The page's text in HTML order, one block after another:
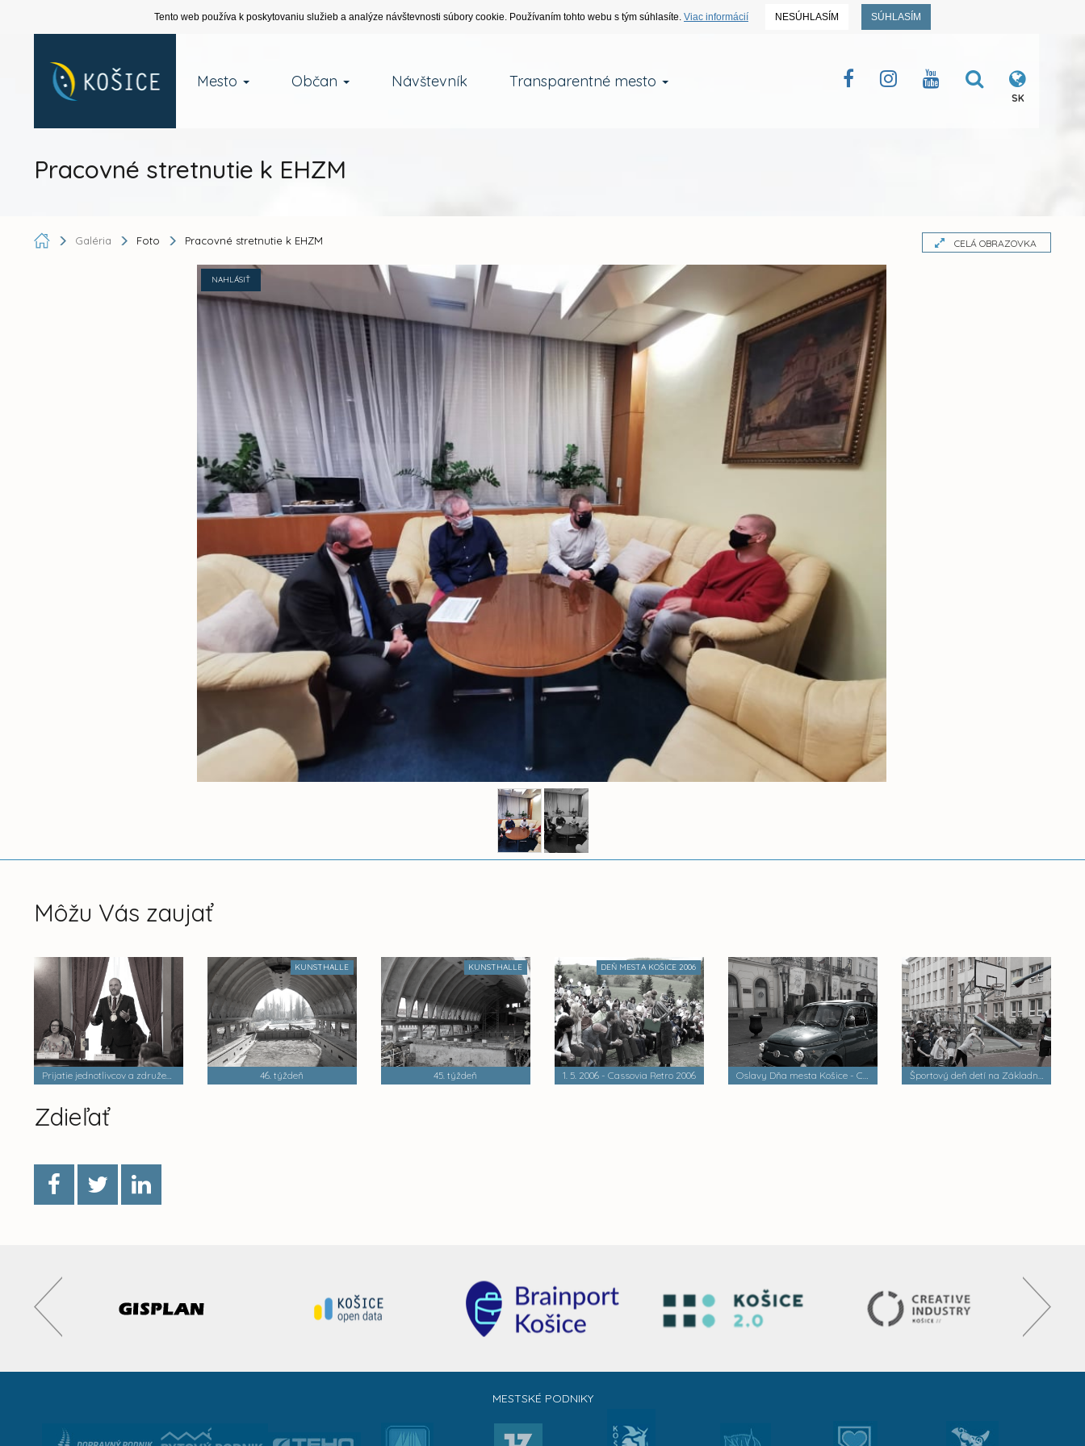
Tento web používa k poskytovaniu služieb a analýze návštevnosti súbory cookie. Používaním tohto webu s tým súhlasíte. Viac informácií NESÚHLASÍM SÚHLASÍM
Mesto Občan Návštevník Transparentné mesto
SK
Pracovné stretnutie k EHZM
Galéria Foto Pracovné stretnutie k EHZM CELÁ OBRAZOVKA
NAHLÁSIŤ
Môžu Vás zaujať
Prijatie jednotlivcov a združení, ktoré pomáhali na dobrovoľníckej bázi v boji proti COVID 19
KUNSTHALLE
46. týždeň
KUNSTHALLE
45. týždeň
DEŇ MESTA KOŠICE 2006
1. 5. 2006 - Cassovia Retro 2006 Oslavy Dňa mesta Košice - Cassovia Retro Športový deň detí na Základnej škole Park Angelinum
Zdieľať
MESTSKÉ PODNIKY